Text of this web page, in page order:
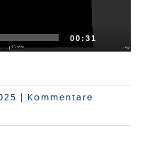
00:31
| Kommentare